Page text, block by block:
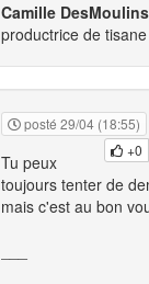
Camille DesMoulins
productrice de tisane
posté 29/04 (18:55)
+0
Tu peux
toujours tenter de
mais c'est au bon